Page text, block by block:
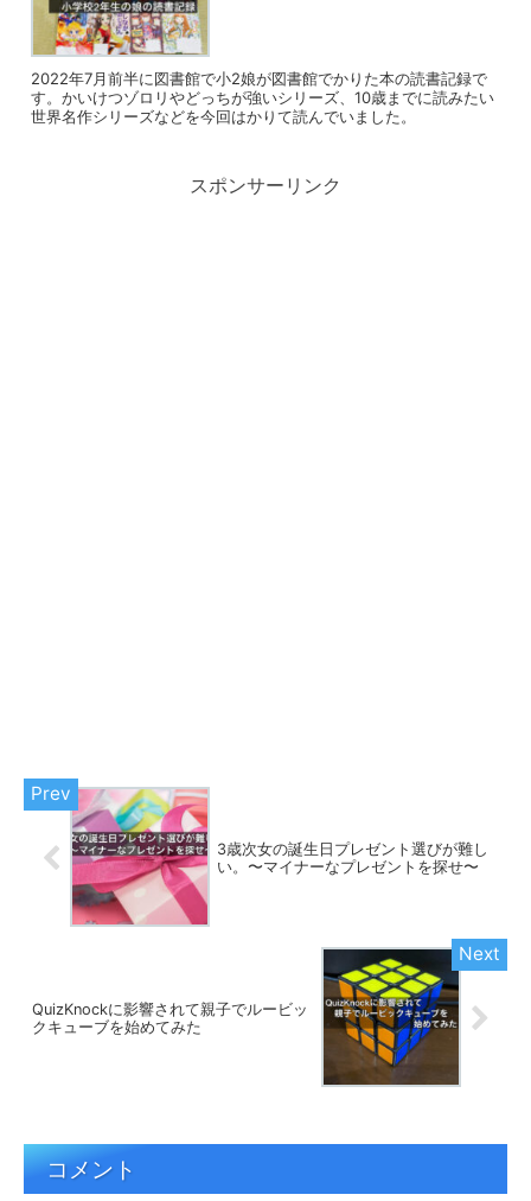
2022年7月前半に図書館で小2娘が図書館でかりた本の読書記録で
す。かいけつゾロリやどっちが強いシリーズ、10歳までに読みたい
世界名作シリーズなどを今回はかりて読んでいました。
スポンサーリンク
3歳次女の誕生日プレゼント選びが難し
い。〜マイナーなプレゼントを探せ〜
QuizKnockに影響されて親子でルービッ
クキューブを始めてみた
コメント